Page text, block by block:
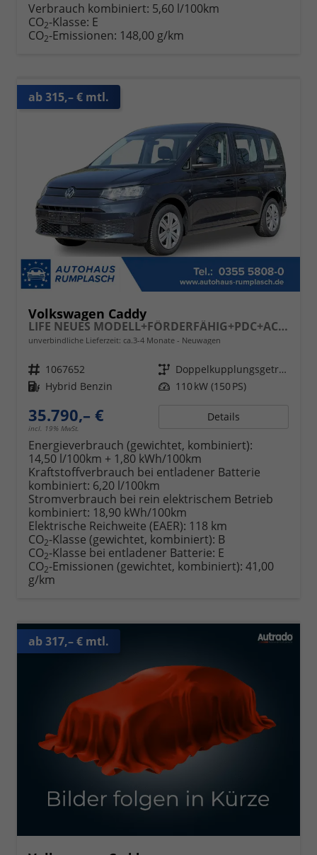
Verbrauch kombiniert: 5,60 l/100km
CO2-Klasse: E
CO2-Emissionen: 148,00 g/km
ab 315,– € mtl.
Volkswagen Caddy
LIFE NEUES MODELL+FÖRDERFÄHIG+PDC+ACC+16 LM+LANE ASSIST
unverbindliche Lieferzeit: ca.3-4 Monate Neuwagen
Fahrzeugnr. 1067652 Getriebe
Doppelkupplungsgetriebe (DSG)
Kraftstoff Hybrid Benzin Leistung 110 kW (150 PS)
35.790,– €
incl. 19% MwSt.
Details
Energieverbrauch (gewichtet, kombiniert):
14,50 l/100km + 1,80 kWh/100km
Kraftstoffverbrauch bei entladener Batterie
kombiniert: 6,20 l/100km
Stromverbrauch bei rein elektrischem Betrieb
kombiniert: 18,90 kWh/100km
Elektrische Reichweite (EAER): 118 km
CO2-Klasse (gewichtet, kombiniert): B
CO2-Klasse bei entladener Batterie: E
CO2-Emissionen (gewichtet, kombiniert): 41,00
g/km
ab 317,– € mtl.